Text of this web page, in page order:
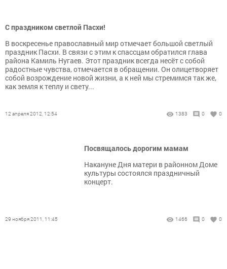
С праздником светлой Пасхи!
В воскресенье православный мир отмечает большой светлый
праздник Пасхи. В связи с этим к спассцам обратился глава
района Камиль Нугаев. Этот праздник всегда несёт с собой
радостные чувства, отмечается в обращении. Он олицетворяет
собой возрождение новой жизни, а к ней мы стремимся так же,
как земля к теплу и свету...
12 апреля 2012, 12:54 1383 0 0
Посвящалось дорогим мамам
Накануне Дня матери в районном Доме
культуры состоялся праздничный
концерт.
29 ноября 2011, 11:45 1466 0 0